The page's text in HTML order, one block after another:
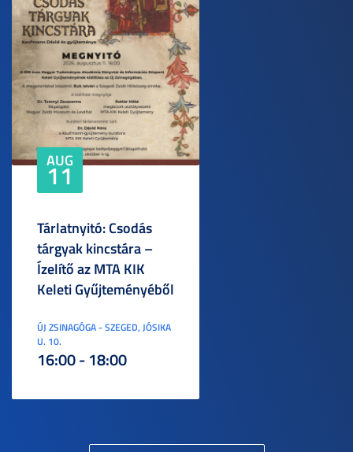
AUG
11
Tárlatnyitó: Csodás
tárgyak kincstára –
Ízelítő az MTA KIK
Keleti Gyűjteményéből
ÚJ ZSINAGÓGA - SZEGED, JÓSIKA
U. 10.
16:00 - 18:00